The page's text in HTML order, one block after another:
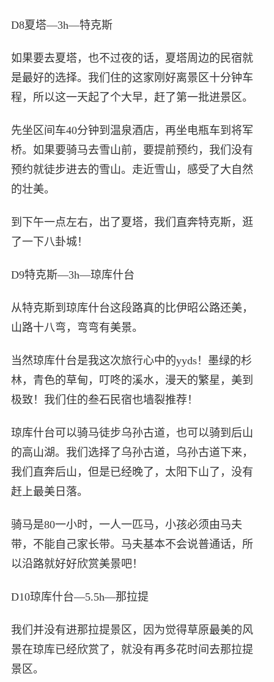
D8夏塔—3h—特克斯
如果要去夏塔，也不过夜的话，夏塔周边的民宿就
是最好的选择。我们住的这家刚好离景区十分钟车
程，所以这一天起了个大早，赶了第一批进景区。
先坐区间车40分钟到温泉酒店，再坐电瓶车到将军
桥。如果要骑马去雪山前，要提前预约，我们没有
预约就徒步进去的雪山。走近雪山，感受了大自然
的壮美。
到下午一点左右，出了夏塔，我们直奔特克斯，逛
了一下八卦城！
D9特克斯—3h—琼库什台
从特克斯到琼库什台这段路真的比伊昭公路还美，
山路十八弯，弯弯有美景。
当然琼库什台是我这次旅行心中的yyds！墨绿的杉
林，青色的草甸，叮咚的溪水，漫天的繁星，美到
极致！我们住的叁石民宿也墙裂推荐！
琼库什台可以骑马徒步乌孙古道，也可以骑到后山
的高山湖。我们选择了乌孙古道，乌孙古道下来，
我们直奔后山，但是已经晚了，太阳下山了，没有
赶上最美日落。
骑马是80一小时，一人一匹马，小孩必须由马夫
带，不能自己家长带。马夫基本不会说普通话，所
以沿路就好好欣赏美景吧！
D10琼库什台—5.5h—那拉提
我们并没有进那拉提景区，因为觉得草原最美的风
景在琼库已经欣赏了，就没有再多花时间去那拉提
景区。